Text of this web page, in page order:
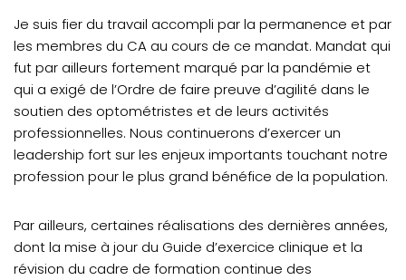
Je suis fier du travail accompli par la permanence et par
les membres du CA au cours de ce mandat. Mandat qui
fut par ailleurs fortement marqué par la pandémie et
qui a exigé de l’Ordre de faire preuve d’agilité dans le
soutien des optométristes et de leurs activités
professionnelles. Nous continuerons d’exercer un
leadership fort sur les enjeux importants touchant notre
profession pour le plus grand bénéfice de la population.
Par ailleurs, certaines réalisations des dernières années,
dont la mise à jour du Guide d’exercice clinique et la
révision du cadre de formation continue des